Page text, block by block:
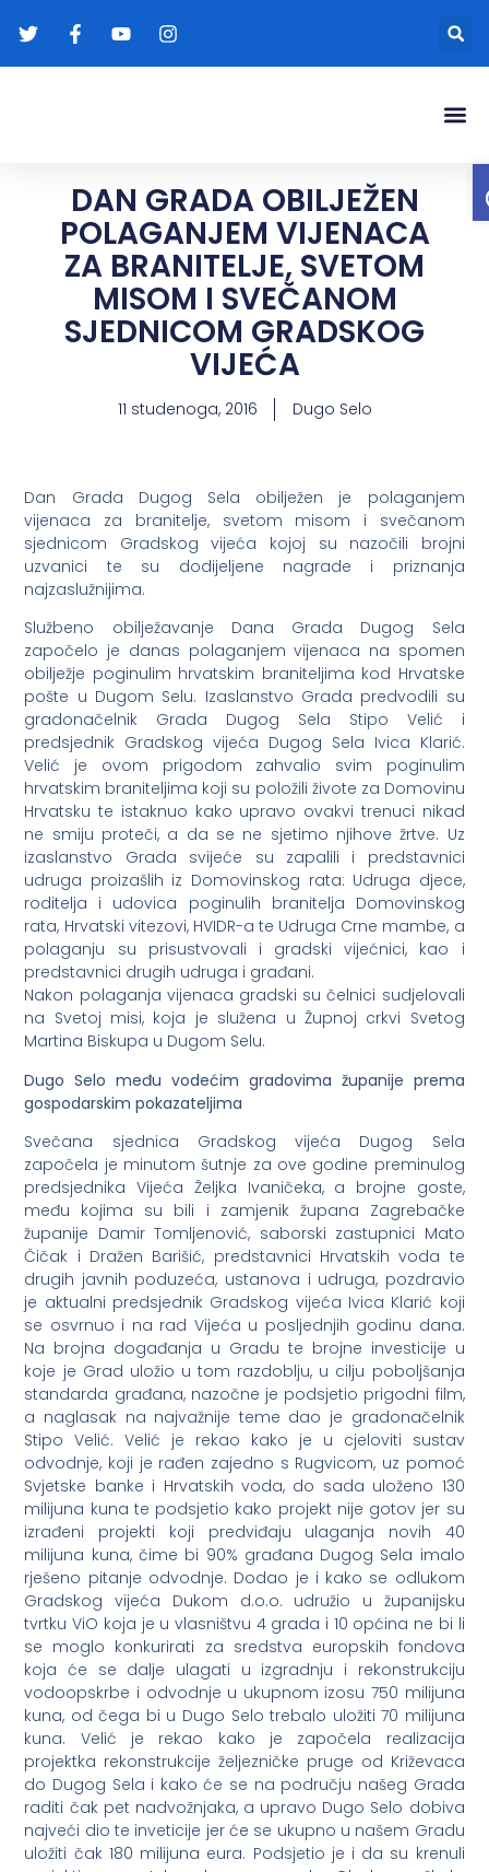
DAN GRADA OBILJEŽEN
POLAGANJEM VIJENACA
ZA BRANITELJE, SVETOM
MISOM I SVEČANOM
SJEDNICOM GRADSKOG
VIJEĆA
11 studenoga, 2016 Dugo Selo
Dan Grada Dugog Sela obilježen je polaganjem
vijenaca za branitelje, svetom misom i svečanom
sjednicom Gradskog vijeća kojoj su nazočili brojni
uzvanici te su dodijeljene nagrade i priznanja
najzaslužnijima.
Službeno obilježavanje Dana Grada Dugog Sela
započelo je danas polaganjem vijenaca na spomen
obilježje poginulim hrvatskim braniteljima kod Hrvatske
pošte u Dugom Selu. Izaslanstvo Grada predvodili su
gradonačelnik Grada Dugog Sela Stipo Velić i
predsjednik Gradskog vijeća Dugog Sela Ivica Klarić.
Velić je ovom prigodom zahvalio svim poginulim
hrvatskim braniteljima koji su položili živote za Domovinu
Hrvatsku te istaknuo kako upravo ovakvi trenuci nikad
ne smiju proteči, a da se ne sjetimo njihove žrtve. Uz
izaslanstvo Grada svijeće su zapalili i predstavnici
udruga proizašlih iz Domovinskog rata: Udruga djece,
roditelja i udovica poginulih branitelja Domovinskog
rata, Hrvatski vitezovi, HVIDR-a te Udruga Crne mambe, a
polaganju su prisustvovali i gradski vijećnici, kao i
predstavnici drugih udruga i građani.
Nakon polaganja vijenaca gradski su čelnici sudjelovali
na Svetoj misi, koja je služena u Župnoj crkvi Svetog
Martina Biskupa u Dugom Selu.
Dugo Selo među vodećim gradovima županije prema
gospodarskim pokazateljima
Svečana sjednica Gradskog vijeća Dugog Sela
započela je minutom šutnje za ove godine preminulog
predsjednika Vijeća Željka Ivaničeka, a brojne goste,
među kojima su bili i zamjenik župana Zagrebačke
županije Damir Tomljenović, saborski zastupnici Mato
Čičak i Dražen Barišić, predstavnici Hrvatskih voda te
drugih javnih poduzeća, ustanova i udruga, pozdravio
je aktualni predsjednik Gradskog vijeća Ivica Klarić koji
se osvrnuo i na rad Vijeća u posljednjih godinu dana.
Na brojna događanja u Gradu te brojne investicije u
koje je Grad uložio u tom razdoblju, u cilju poboljšanja
standarda građana, nazočne je podsjetio prigodni film,
a naglasak na najvažnije teme dao je gradonačelnik
Stipo Velić. Velić je rekao kako je u cjeloviti sustav
odvodnje, koji je rađen zajedno s Rugvicom, uz pomoć
Svjetske banke i Hrvatskih voda, do sada uloženo 130
milijuna kuna te podsjetio kako projekt nije gotov jer su
izrađeni projekti koji predviđaju ulaganja novih 40
milijuna kuna, čime bi 90% građana Dugog Sela imalo
rješeno pitanje odvodnje. Dodao je i kako se odlukom
Gradskog vijeća Dukom d.o.o. udružio u županijsku
tvrtku ViO koja je u vlasništvu 4 grada i 10 općina ne bi li
se moglo konkurirati za sredstva europskih fondova
koja će se dalje ulagati u izgradnju i rekonstrukciju
vodoopskrbe i odvodnje u ukupnom izosu 750 milijuna
kuna, od čega bi u Dugo Selo trebalo uložiti 70 milijuna
kuna. Velić je rekao kako je započela realizacija
projektka rekonstrukcije željezničke pruge od Križevaca
do Dugog Sela i kako će se na području našeg Grada
raditi čak pet nadvožnjaka, a upravo Dugo Selo dobiva
najveći dio te inveticije jer će se ukupno u našem Gradu
uložiti čak 180 milijuna eura. Podsjetio je i da su krenuli